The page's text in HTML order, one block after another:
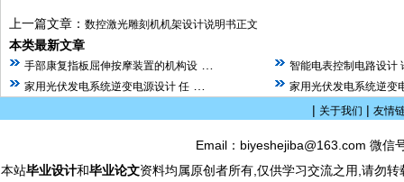
上一篇文章： 数控激光雕刻机机架设计说明书正文
本类最新文章
手部康复指板屈伸按摩装置的机构设
智能电表控制电路设计
家用光伏发电系统逆变电源设计 任
家用光伏发电系统逆变
| 关于我们 | 友情
Email：biyeshejiba@163.com 微
本站毕业设计和毕业论文资料均属原创者所有,仅供学习交流之用,请勿